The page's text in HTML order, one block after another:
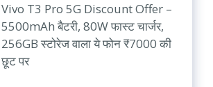
Vivo T3 Pro 5G Discount Offer –
5500mAh बैटरी, 80W फास्ट चार्जर,
256GB स्टोरेज वाला ये फोन ₹7000 की
छूट पर